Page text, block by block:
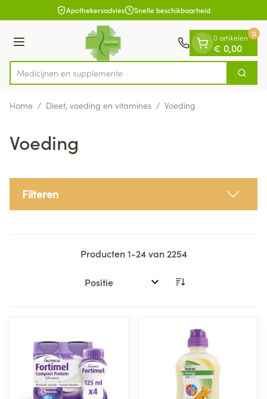
Ga naar de inhoudApothekersadvies Snelle beschikbaarheid
Menu
Product, merk, categorie...
Medi Zoek
0 artikelen
€ 0,00
0
Home / Dieet, voeding en vitamines / Voeding
Voeding
Filteren
Producten1-24van 2254
Sorteer op: